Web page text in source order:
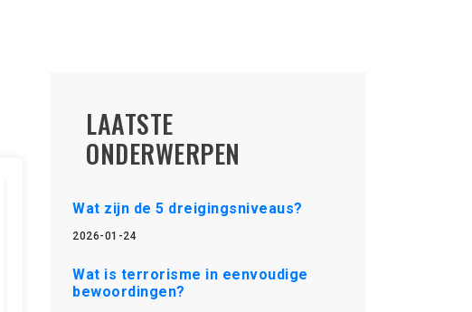
LAATSTE
ONDERWERPEN
Wat zijn de 5 dreigingsniveaus?
2026-01-24
Wat is terrorisme in eenvoudige
bewoordingen?